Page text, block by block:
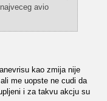
avio
kao zmija nije
me uopste ne cudi da
i za takvu akcju su